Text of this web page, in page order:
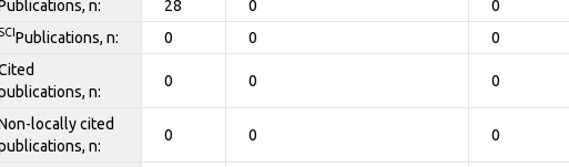
n: 28 0 0
Publications, n: 0 0 0
n:
0 0 0
locally cited
n:
0 0 0